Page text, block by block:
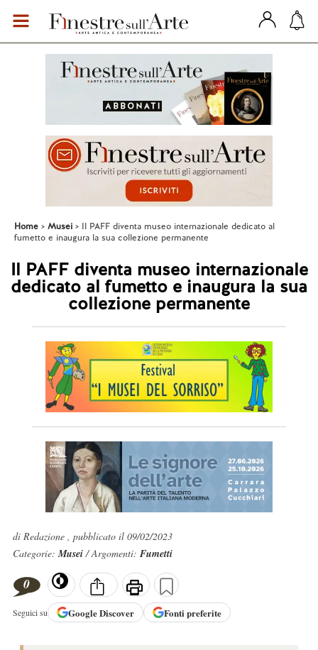
Home Musei
Il PAFF diventa museo internazionale dedicato al
fumetto e inaugura la sua collezione permanente
Il PAFF diventa museo internazionale
dedicato al fumetto e inaugura la sua
collezione permanente
di Redazione , pubblicato il 09/02/2023
Categorie:Musei/ Argomenti: Fumetti
0
Seguici su GoogleDiscover Fonti preferite